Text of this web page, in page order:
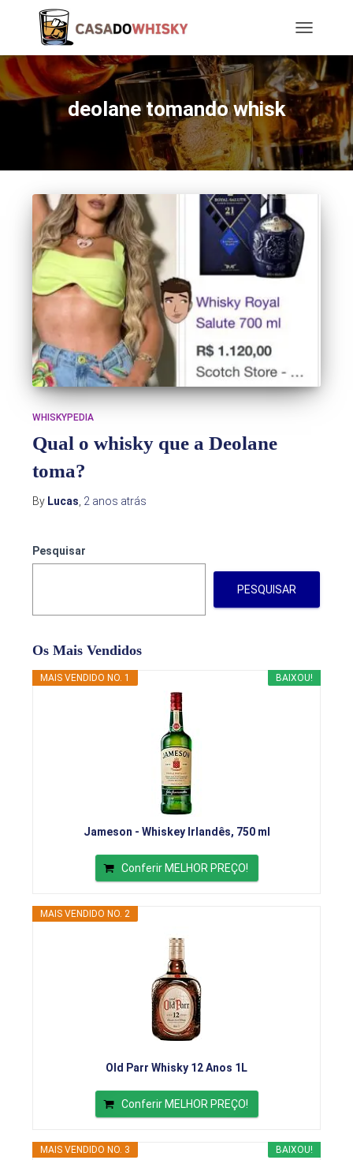
deolane tomando whisk
WHISKYPEDIA
Qual o whisky que a Deolane
toma?
By Lucas 2 anos atrás
Pesquisar
PESQUISAR
Os Mais Vendidos
BAIXOU!
MAIS VENDIDO NO. 1
Jameson - Whiskey Irlandês, 750 ml
Conferir MELHOR PREÇO!
MAIS VENDIDO NO. 2
Old Parr Whisky 12 Anos 1L
Conferir MELHOR PREÇO!
BAIXOU!
MAIS VENDIDO NO. 3